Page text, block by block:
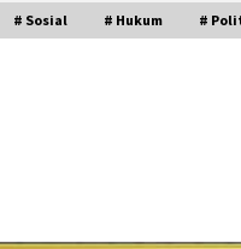
# Sosial # Hukum #